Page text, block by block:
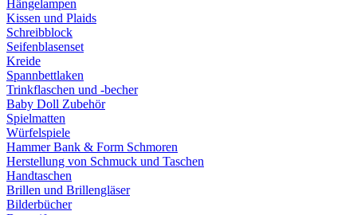
Hängelampen
Kissen und Plaids
Schreibblock
Seifenblasenset
Kreide
Spannbettlaken
Trinkflaschen und -becher
Baby Doll Zubehör
Spielmatten
Würfelspiele
Hammer Bank & Form Schmoren
Herstellung von Schmuck und Taschen
Handtaschen
Brillen und Brillengläser
Bilderbücher